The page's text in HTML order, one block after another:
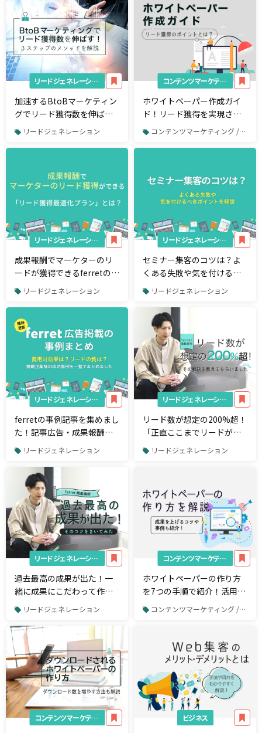
リードジェネレーション
加速するBtoBマーケティン
グでリード獲得数を伸ばす
には。今から使える3ステッ
リードジェネレーション
コンテンツマーケティング
ホワイトペーパー作成ガイ
ド！リード獲得を実現させ
る活用法とは
コンテンツマーケティング / ホワイトペーパー制作
リードジェネレーション
成果報酬でマーケターのリ
ードが獲得できるferretの
「リード獲得最適化プラ
リードジェネレーション
リードジェネレーション
セミナー集客のコツは？よ
くある失敗や気を付けるべ
きポイントを解説
リードジェネレーション
リードジェネレーション
ferretの事例記事を集めまし
た！記事広告・成果報酬型
のリード獲得プランなど
リードジェネレーション
リードジェネレーション
リード数が想定の200%超！
「正直ここまでリードが出
るとは思ってなかった」
【リード獲得メニュー事例
リードジェネレーション
リードジェネレーション
過去最高の成果が出た！一
緒に成果にこだわって作り
上げた記事広告【記事広告
リードジェネレーション
コンテンツマーケティング
ホワイトペーパーの作り方
を7つの手順で紹介！活用事
例や成果を上げる制作のコ
コンテンツマーケティング / ホワイトペーパー制作
コンテンツマーケティング ビジネス